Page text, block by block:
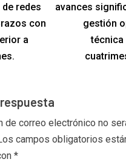
redes
con
a
avances
gestión
técnica
de correo electrónico no
campos obligatorios
*